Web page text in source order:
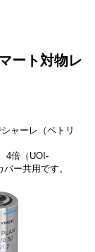
ート対物レ
ャーレ（ペトリ
4倍（UOI-
ー共用です。